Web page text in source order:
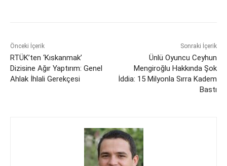
Önceki İçerik
RTÜK’ten ‘Kıskanmak’
Dizisine Ağır Yaptırım: Genel
Ahlak İhlali Gerekçesi
Sonraki İçerik
Ünlü Oyuncu Ceyhun
Mengiroğlu Hakkında Şok
İddia: 15 Milyonla Sırra Kadem
Bastı